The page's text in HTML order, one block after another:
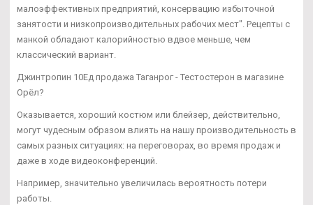
малоэффективных предприятий, консервацию избыточной
занятости и низкопроизводительных рабочих мест". Рецепты с
манкой обладают калорийностью вдвое меньше, чем
классический вариант.
Джинтропин 10Ед продажа Таганрог - Тестостерон в магазине
Орёл?
Оказывается, хороший костюм или блейзер, действительно,
могут чудесным образом влиять на нашу производительность в
самых разных ситуациях: на переговорах, во время продаж и
даже в ходе видеоконференций.
Например, значительно увеличилась вероятность потери
работы.